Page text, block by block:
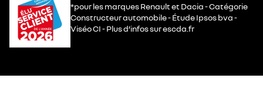
*pour les marques Renault et Dacia - Catégorie
Constructeur automobile - Étude Ipsos bva -
Viséo CI - Plus d’infos sur escda.fr